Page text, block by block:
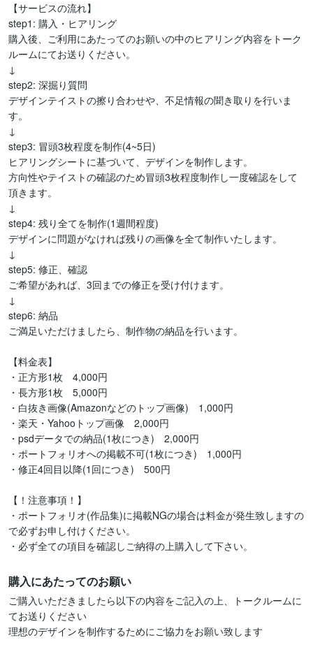
【サービスの流れ】
step1: 購入・ヒアリング
購入後、ご利用にあたってのお願いの中のヒアリング内容をトーク
ルームにてお送りください。
↓
step2: 深掘り質問
デザインテイストの擦り合わせや、不足情報の聞き取りを行いま
す。
↓
step3: 冒頭3枚程度を制作(4~5日)
ヒアリングシートに基づいて、デザインを制作します。
方向性やテイストの確認のため冒頭3枚程度制作し一度確認をして
頂きます。
↓
step4: 残り全てを制作(1週間程度)
デザインに問題がなければ残りの画像を全て制作いたします。
↓
step5: 修正、確認
ご希望があれば、3回までの修正を受け付けます。
↓
step6: 納品
ご満足いただけましたら、制作物の納品を行います。
【料金表】
・正方形1枚　4,000円
・長方形1枚　5,000円
・白抜き画像(Amazonなどのトップ画像)　1,000円
・楽天・Yahooトップ画像　2,000円
・psdデータでの納品(1枚につき)　2,000円
・ポートフォリオへの掲載不可(1枚につき)　1,000円
・修正4回目以降(1回につき)　500円
【！注意事項！】
・ポートフォリオ(作品集)に掲載NGの場合は料金が発生致しますの
で必ずお申し付けください。
・必ず全ての項目を確認しご納得の上購入して下さい。
購入にあたってのお願い
ご購入いただきましたら以下の内容をご記入の上、トークルームに
てお送りください
理想のデザインを制作するためにご協力をお願い致します